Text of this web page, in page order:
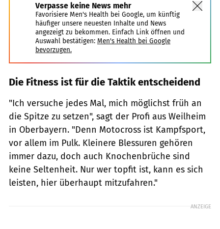
Verpasse keine News mehr
Favorisiere Men's Health bei Google, um künftig
häufiger unsere neuesten Inhalte und News
angezeigt zu bekommen. Einfach Link öffnen und
Auswahl bestätigen: Men's Health bei Google
bevorzugen.
Die Fitness ist für die Taktik entscheidend
"Ich versuche jedes Mal, mich möglichst früh an
die Spitze zu setzen", sagt der Profi aus Weilheim
in Oberbayern. "Denn Motocross ist Kampfsport,
vor allem im Pulk. Kleinere Blessuren gehören
immer dazu, doch auch Knochenbrüche sind
keine Seltenheit. Nur wer topfit ist, kann es sich
leisten, hier überhaupt mitzufahren."
ANZEIGE